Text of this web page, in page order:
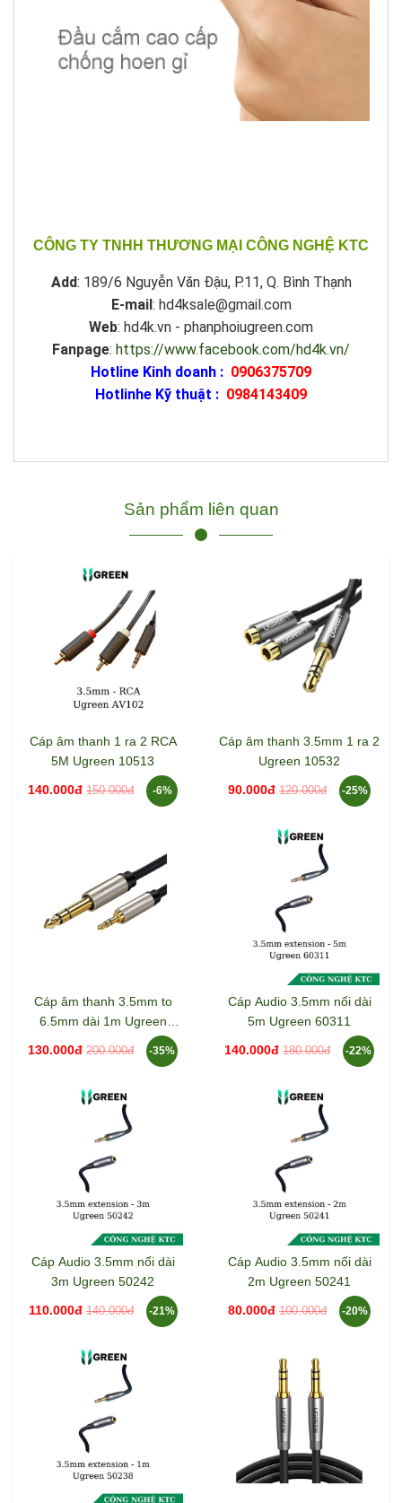
CÔNG TY TNHH THƯƠNG MẠI CÔNG NGHỆ KTC
Add: 189/6 Nguyễn Văn Đậu, P.11, Q. Bình Thạnh
E-mail: hd4ksale@gmail.com
Web: hd4k.vn - phanphoiugreen.com
Fanpage: https://www.facebook.com/hd4k.vn/
Hotline Kinh doanh : 0906375709
Hotlinhe Kỹ thuật : 0984143409
Sản phẩm liên quan
Cáp âm thanh 1 ra 2 RCA
5M Ugreen 10513
140.000đ 150.000đ -6%
Cáp âm thanh 3.5mm 1 ra 2
Ugreen 10532
90.000đ 120.000đ -25%
Cáp âm thanh 3.5mm to
6.5mm dài 1m Ugreen
130.000đ 200.000đ -35%
Cáp Audio 3.5mm nối dài
5m Ugreen 60311
140.000đ 180.000đ -22%
Cáp Audio 3.5mm nối dài
3m Ugreen 50242
110.000đ 140.000đ -21%
Cáp Audio 3.5mm nối dài
2m Ugreen 50241
80.000đ 100.000đ -20%